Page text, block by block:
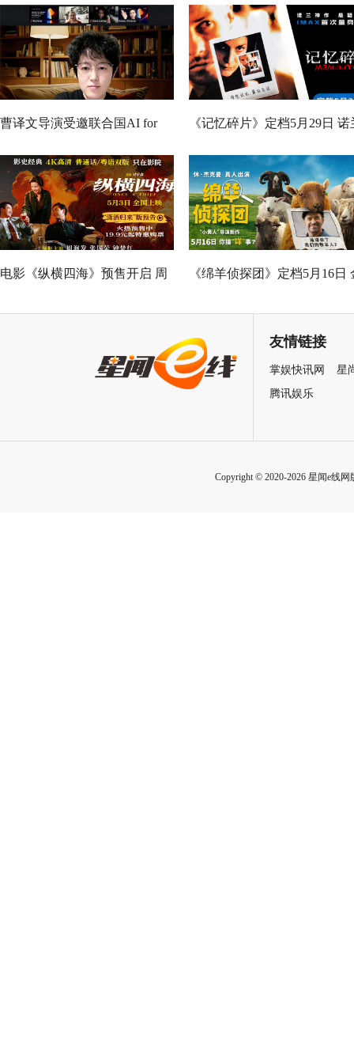
曹译文导演受邀联合国AI for
Good全球峰会 以AI影像传递向
善力量
《记忆碎片》定档5月29日 诺
神作IMAX首次量身定制
电影《纵横四海》预售开启 周 《绵羊侦探团》定档5月16日
友情链接
掌娱快讯网
星
腾讯娱乐
Copyright © 2020-2026 星闻e线